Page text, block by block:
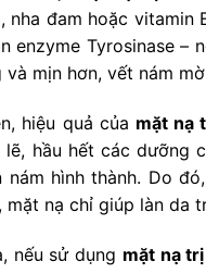
nha đam hoặc vitamin
enzyme Tyrosinase –
và mịn hơn, vết nám
hiệu quả của mặt nạ
lẽ, hầu hết các dưỡng
nám hình thành. Do
mặt nạ chỉ giúp làn da
nếu sử dụng mặt nạ